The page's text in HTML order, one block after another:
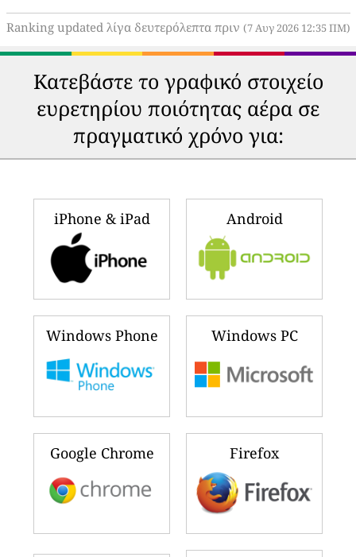
Ranking updated λίγα δευτερόλεπτα πριν (7 Αυγ 2026 12:35 ΠΜ)
Κατεβάστε το γραφικό στοιχείο
ευρετηρίου ποιότητας αέρα σε
πραγματικό χρόνο για:
iPhone & iPad Android
Windows Phone Windows PC
Google Chrome Firefox